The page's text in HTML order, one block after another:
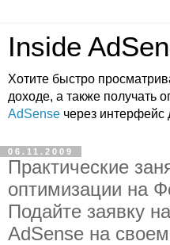
Inside
Хотите быстро
доходе, а также получать
AdSense через интерфейс
06.11.2009
Практические
оптимизации на
Подайте заявку
AdSense на